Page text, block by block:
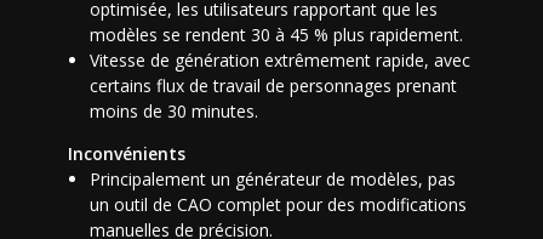
optimisée, les utilisateurs rapportant que les
modèles se rendent 30 à 45 % plus rapidement.
Vitesse de génération extrêmement rapide, avec
certains flux de travail de personnages prenant
moins de 30 minutes.
Inconvénients
Principalement un générateur de modèles, pas
un outil de CAO complet pour des modifications
manuelles de précision.